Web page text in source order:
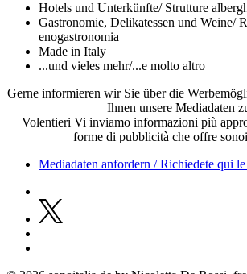
Hotels und Unterkünfte/ Strutture
Gastronomie, Delikatessen und Weine/
enogastronomia
Made in Italy
...und vieles mehr/...e molto altro
Gerne informieren wir Sie über die
Ihnen unsere Mediadaten
Volentieri Vi inviamo informazioni più
forme di pubblicità che offre
Mediadaten anfordern / Richiedete qui